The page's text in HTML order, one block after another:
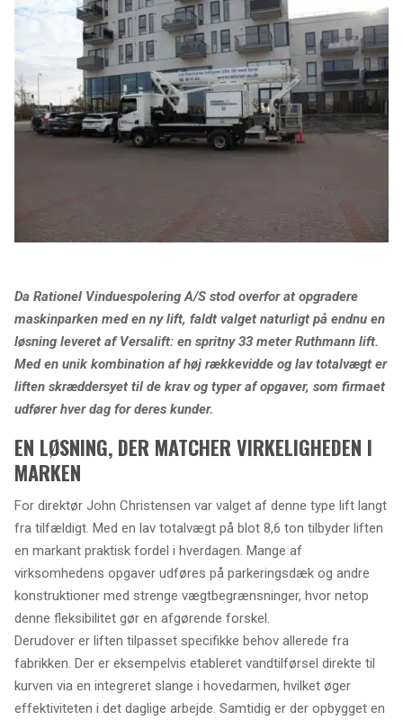
Da Rationel Vinduespolering A/S stod overfor at opgradere
maskinparken med en ny lift, faldt valget naturligt på endnu en
løsning leveret af Versalift: en spritny 33 meter Ruthmann lift.
Med en unik kombination af høj rækkevidde og lav totalvægt er
liften skræddersyet til de krav og typer af opgaver, som firmaet
udfører hver dag for deres kunder.
EN LØSNING, DER MATCHER VIRKELIGHEDEN I
MARKEN
For direktør John Christensen var valget af denne type lift langt
fra tilfældigt. Med en lav totalvægt på blot 8,6 ton tilbyder liften
en markant praktisk fordel i hverdagen. Mange af
virksomhedens opgaver udføres på parkeringsdæk og andre
konstruktioner med strenge vægtbegrænsninger, hvor netop
denne fleksibilitet gør en afgørende forskel.
Derudover er liften tilpasset specifikke behov allerede fra
fabrikken. Der er eksempelvis etableret vandtilførsel direkte til
kurven via en integreret slange i hovedarmen, hvilket øger
effektiviteten i det daglige arbejde. Samtidig er der opbygget en